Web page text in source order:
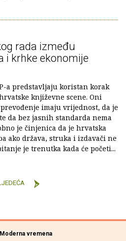
rada između
i krhke ekonomije
a predstavljaju koristan korak
književne scene. Oni
imaju vrijednost, da je
da bez jasnih standarda nema
je činjenica da je hrvatska
ako država, struka i izdavači ne
je trenutka kada će početi...
Moderna vremena